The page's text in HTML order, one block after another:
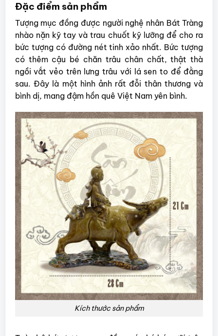
Đặc điểm sản phẩm
Tượng mục đồng được người nghệ nhân Bát Tràng
nhào nặn kỹ tay và trau chuốt kỹ lưỡng để cho ra
bức tượng có đường nét tinh xảo nhất. Bức tượng
có thêm cậu bé chăn trâu chân chất, thật thà
ngồi vắt vẻo trên lưng trâu với lá sen to để đằng
sau. Đây là một hình ảnh rất đỗi thân thương và
bình dị, mang đậm hồn quê Việt Nam yên bình.
Kích thước sản phẩm